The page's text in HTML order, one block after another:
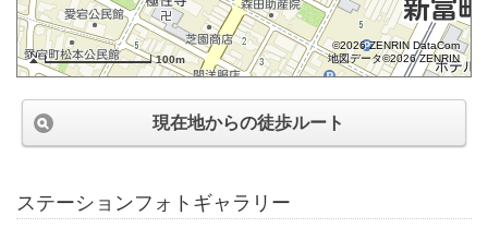
100m
©2026 ZENRIN DataCom
地図データ©2026 ZENRIN
現在地からの徒歩ルート
ステーションフォトギャラリー